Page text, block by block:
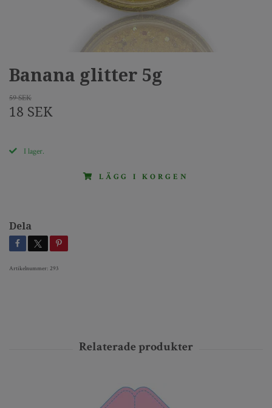
Banana glitter 5g
59 SEK
18 SEK
I lager.
LÄGG I KORGEN
Dela
Artikelnummer: 293